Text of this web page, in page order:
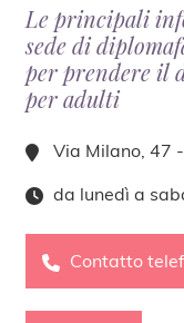
Le principali
sede di
per prendere il
per adulti
Via Milano, 47
da lunedì a
Contatto